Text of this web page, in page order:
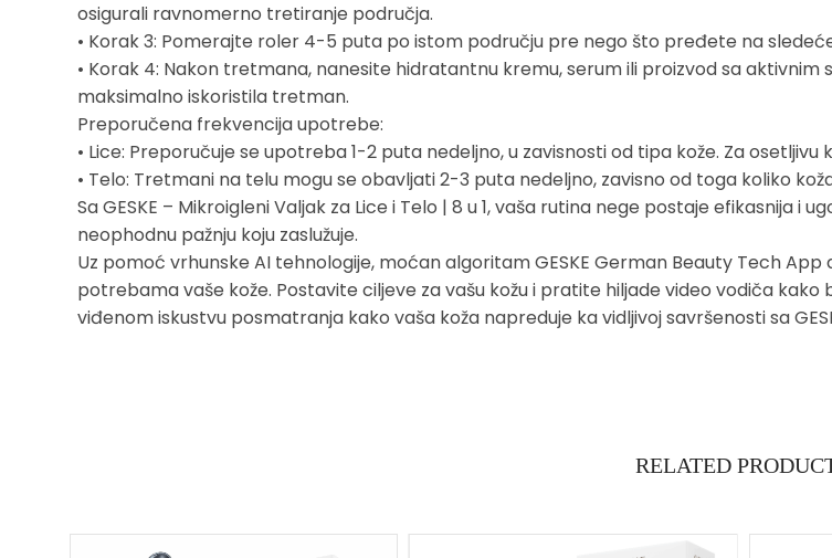
osigurali ravnomerno tretiranje područja.
• Korak 3: Pomerajte roler 4-5 puta po istom području pre nego što pređete na
• Korak 4: Nakon tretmana, nanesite hidratantnu kremu, serum ili proizvod sa
maksimalno iskoristila tretman.
Preporučena frekvencija upotrebe:
• Lice: Preporučuje se upotreba 1-2 puta nedeljno, u zavisnosti od tipa kože. Za osetljivu
• Telo: Tretmani na telu mogu se obavljati 2-3 puta nedeljno, zavisno od toga koliko
Sa GESKE – Mikroigleni Valjak za Lice i Telo | 8 u 1, vaša rutina nege postaje efikasnija i
neophodnu pažnju koju zaslužuje.
Uz pomoć vrhunske AI tehnologije, moćan algoritam GESKE German Beauty Tech
potrebama vaše kože. Postavite ciljeve za vašu kožu i pratite hiljade video vodiča
viđenom iskustvu posmatranja kako vaša koža napreduje ka vidljivoj savršenosti sa
RELATED